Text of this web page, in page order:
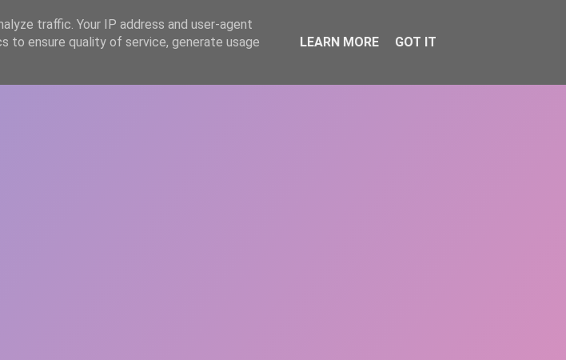
HOME ARTICOLE DESPRE ECHIPĂ REPERE DONEAZĂ ARTICOLE CONTACT
traffic. Your IP address and user-agent
to ensure quality of service, generate usage
LEARN MORE GOT IT